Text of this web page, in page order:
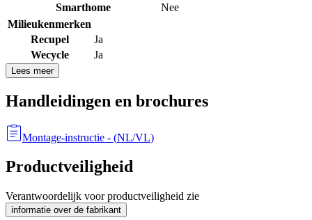
Smarthome
Nee
Milieukenmerken
Recupel
Ja
Wecycle
Ja
Lees meer
Handleidingen en brochures
Montage-instructie - (NL/VL)
Productveiligheid
Verantwoordelijk voor productveiligheid zie
informatie over de fabrikant